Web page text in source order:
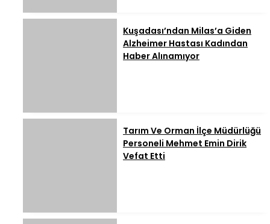
Kuşadası’ndan Milas’a Giden
Alzheimer Hastası Kadından
Haber Alınamıyor
Tarım Ve Orman İlçe Müdürlüğü
Personeli Mehmet Emin Dirik
Vefat Etti